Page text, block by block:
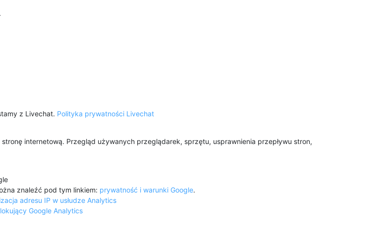
z Livechat. Polityka prywatności Livechat
internetową. Przegląd używanych przeglądarek, sprzętu, usprawnienia przepływu stron,
znaleźć pod tym linkiem: prywatność i warunki Google.
adresu IP w usłudze Analytics
Google Analytics